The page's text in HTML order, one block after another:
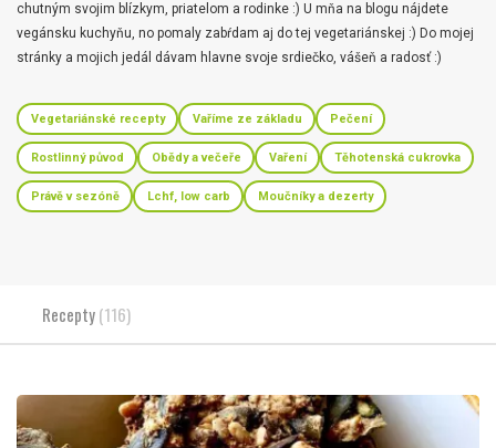
chutným svojim blízkym, priatelom a rodinke :) U mňa na blogu nájdete
vegánsku kuchyňu, no pomaly zabŕdam aj do tej vegetariánskej :) Do mojej
stránky a mojich jedál dávam hlavne svoje srdiečko, vášeň a radosť :)
Vegetariánské recepty Vaříme ze základu Pečení
Rostlinný původ Obědy a večeře Vaření Těhotenská cukrovka
Právě v sezóně Lchf, low carb Moučníky a dezerty
Recepty(116)